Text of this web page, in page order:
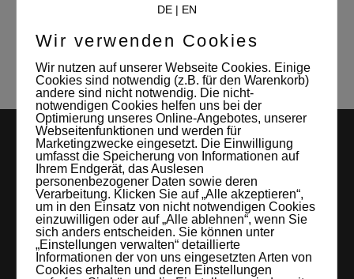
LEIPZIGS MIETSTUDIO
Hier lassen sich Foto- und Videoproduktionen aller Art in
DE| EN
Wir verwenden Cookies
Wir nutzen auf unserer Webseite Cookies. Einige
Cookies sind notwendig (z.B. für den Warenkorb)
andere sind nicht notwendig. Die nicht-
notwendigen Cookies helfen uns bei der
Optimierung unseres Online-Angebotes, unserer
Webseitenfunktionen und werden für
Marketingzwecke eingesetzt. Die Einwilligung
umfasst die Speicherung von Informationen auf
Ihrem Endgerät, das Auslesen
personenbezogener Daten sowie deren
Verarbeitung. Klicken Sie auf „Alle akzeptieren“,
um in den Einsatz von nicht notwendigen Cookies
einzuwilligen oder auf „Alle ablehnen“, wenn Sie
sich anders entscheiden. Sie können unter
„Einstellungen verwalten“ detaillierte
Informationen der von uns eingesetzten Arten von
Cookies erhalten und deren Einstellungen